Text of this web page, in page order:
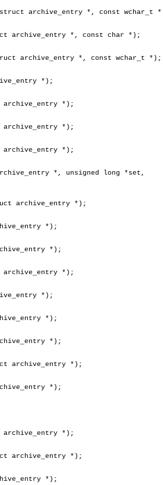
archive_entry *, const wchar_t
archive_entry *, const char *);
archive_entry *, const wchar_t *);
*);
*);
*);
*);
*, unsigned long *set,
archive_entry *);
*);
*);
*);
*);
*);
*);
archive_entry *);
*);
*);
archive_entry *);
*);